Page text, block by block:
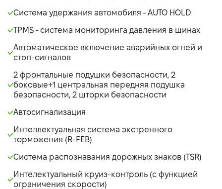
Система удержания автомобиля - AUTO HOLD
TPMS - система мониторинга давления в шинах
Автоматическое включение аварийных огней и
стоп-сигналов
2 фронтальные подушки безопасности, 2
боковые+1 центральная передняя подушка
безопасности, 2 шторки безопасности
Автосигнализация
Интеллектуальная система экстренного
торможения (R-FEB)
Система распознавания дорожных знаков (TSR)
Интелектуальный круиз-контроль (с функцией
ограничения скорости)